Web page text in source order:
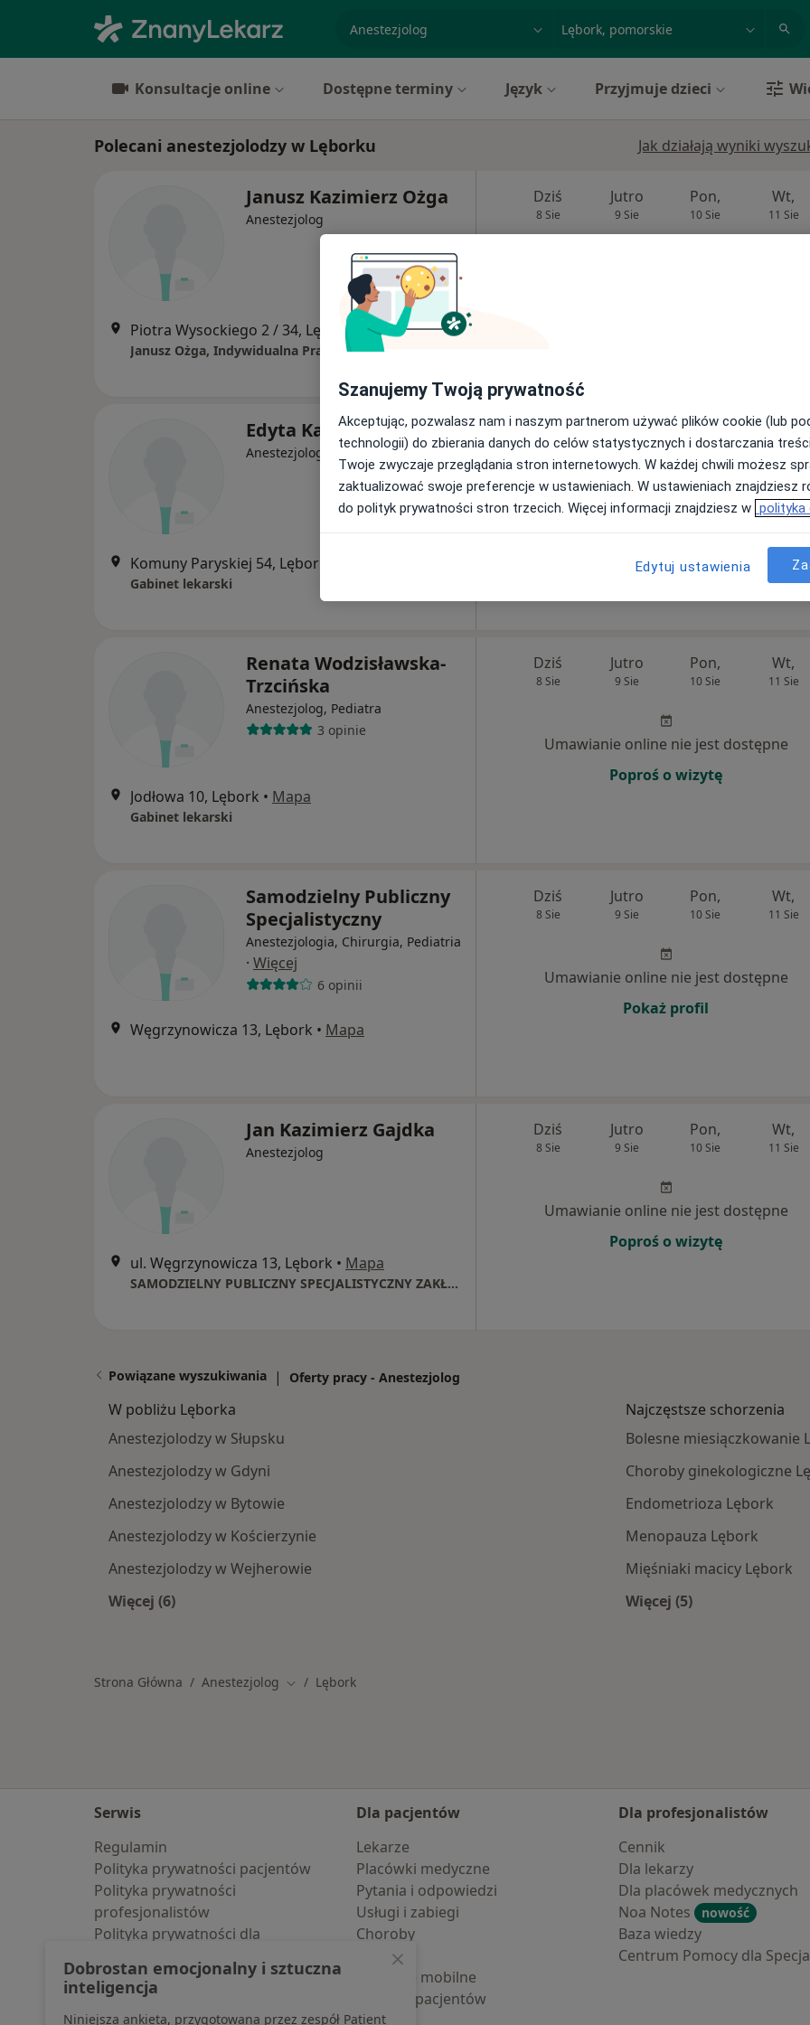
Konsultacje online Dostępne terminy Język Przyjmuje dzieci
Polecani anestezjolodzy w Lęborku Jak działają wyniki
Janusz Kazimierz Ożga
Anestezjolog
Piotra Wysockiego 2 / 34, Lębork Mapa
Dziś
8 Sie
Jutro
9 Sie
Pon,
10 Sie
Wt,
11 Sie
Edyta Kamieniecka
Anestezjolog
Komuny Paryskiej 54, Lębork
Gabinet lekarski
Dziś
8 Sie
Jutro
9 Sie
Pon,
10 Sie
Wt,
11 Sie
Umawianie online nie jest dostępne
Renata Wodzisławska-
Trzcińska
Anestezjolog, Pediatra
3 opinie
Jodłowa 10, Lębork • Mapa
Gabinet lekarski
Dziś
8 Sie
Jutro
9 Sie
Pon,
10 Sie
Wt,
11 Sie
Umawianie online nie jest dostępne
Poproś o wizytę
Samodzielny Publiczny
Specjalistyczny
Anestezjologia, Chirurgia, Pediatria
· Więcej
6 opinii
Węgrzynowicza 13, Lębork • Mapa
Dziś
8 Sie
Jutro
9 Sie
Pon,
10 Sie
Wt,
11 Sie
Umawianie online nie jest dostępne
Pokaż profil
Jan Kazimierz Gajdka
Anestezjolog
ul. Węgrzynowicza 13, Lębork • Mapa
SAMODZIELNY PUBLICZNY SPECJALISTYCZNY ZAKŁAD OPIEKI ZDROWOTNEJ W LĘBORKU
Dziś
8 Sie
Jutro
9 Sie
Pon,
10 Sie
Wt,
11 Sie
Umawianie online nie jest dostępne
Poproś o wizytę
Powiązane wyszukiwania | Oferty pracy - Anestezjolog
W pobliżu Lęborka
Anestezjolodzy w Słupsku
Anestezjolodzy w Gdyni
Anestezjolodzy w Bytowie
Anestezjolodzy w Kościerzynie
Anestezjolodzy w Wejherowie
Więcej (6)
Najczęstsze schorzenia
Bolesne miesiączkowanie
Choroby ginekologiczne
Endometrioza Lębork
Menopauza Lębork
Mięśniaki macicy Lębork
Więcej (5)
Strona Główna Anestezjolog Zmień miasto
Lębork
Serwis
Regulamin
Polityka prywatności pacjentów
Polityka prywatności
profesjonalistów
Polityka prywatności dla
pozyskaliśmy samodzielnie
Polityka cookies
Jak działają wyniki wyszukiwania
Dla pacjentów
Lekarze
Placówki medyczne
Pytania i odpowiedzi
Usługi i zabiegi
Choroby
Pomoc
Aplikacje mobilne
Blog dla pacjentów
Dla profesjonalistów
Cennik
Dla lekarzy
Dla placówek medycznych
Noa Notes
nowość
Baza wiedzy
Centrum Pomocy dla
Szanujemy Twoją prywatność
Akceptując, pozwalasz nam i naszym partnerom używać plików cookie (lub
technologii) do zbierania danych do celów statystycznych i dostarczania
Twoje zwyczaje przeglądania stron internetowych. W każdej chwili możesz
zaktualizować swoje preferencje w ustawieniach. W ustawieniach znajdziesz
do polityk prywatności stron trzecich. Więcej informacji znajdziesz w polityka
Edytuj ustawienia
Dobrostan emocjonalny i sztuczna
inteligencja
Niniejsza ankieta, przygotowana przez zespół Patient